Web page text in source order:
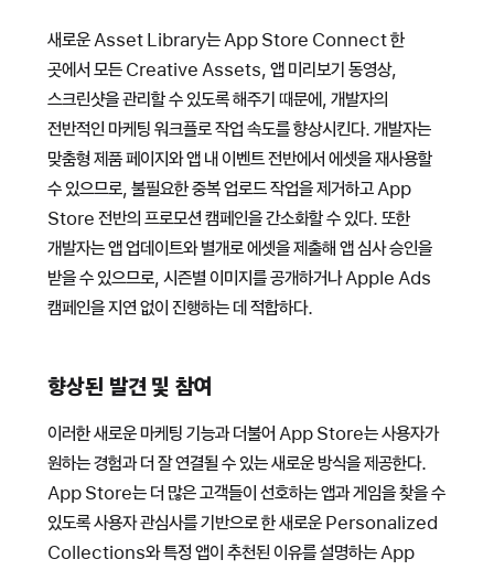
새로운 Asset Library는 App Store Connect 한
곳에서 모든 Creative Assets, 앱 미리보기 동영상,
스크린샷을 관리할 수 있도록 해주기 때문에, 개발자의
전반적인 마케팅 워크플로 작업 속도를 향상시킨다. 개발자는
맞춤형 제품 페이지와 앱 내 이벤트 전반에서 에셋을 재사용할
수 있으므로, 불필요한 중복 업로드 작업을 제거하고 App
Store 전반의 프로모션 캠페인을 간소화할 수 있다. 또한
개발자는 앱 업데이트와 별개로 에셋을 제출해 앱 심사 승인을
받을 수 있으므로, 시즌별 이미지를 공개하거나 Apple Ads
캠페인을 지연 없이 진행하는 데 적합하다.
향상된 발견 및 참여
이러한 새로운 마케팅 기능과 더불어 App Store는 사용자가
원하는 경험과 더 잘 연결될 수 있는 새로운 방식을 제공한다.
App Store는 더 많은 고객들이 선호하는 앱과 게임을 찾을 수
있도록 사용자 관심사를 기반으로 한 새로운 Personalized
Collections와 특정 앱이 추천된 이유를 설명하는 App